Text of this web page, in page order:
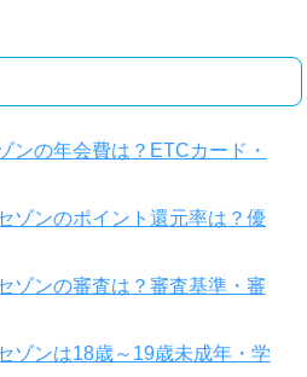
ンの年会費は？ETCカード・
ゾンのポイント還元率は？優
ゾンの審査は？審査基準・審
ゾンは18歳～19歳未成年・学